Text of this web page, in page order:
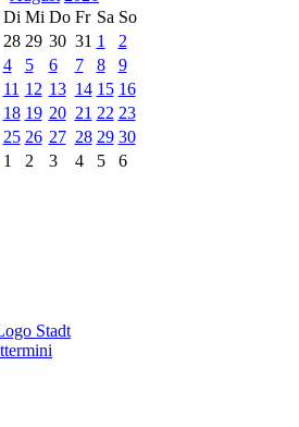
Di Mi Do Fr Sa So
28 29 30 31 1
2
4 5 6 7 8
9
11 12 13 14 15 16
18 19 20 21 22 23
25 26 27 28 29 30
1 2 3 4 5 6